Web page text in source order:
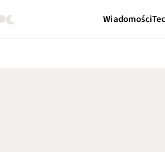
Wiadomości